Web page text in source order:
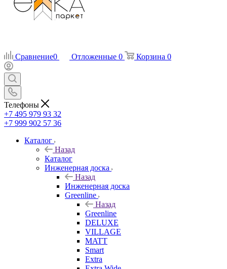
Сравнение0 Отложенные 0 Корзина 0
Телефоны
+7 495 979 93 32
+7 999 902 57 36
Каталог
Назад
Каталог
Инженерная доска
Назад
Инженерная доска
Greenline
Назад
Greenline
DELUXE
VILLAGE
MATT
Smart
Extra